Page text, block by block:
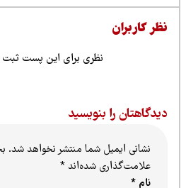
کاربران
نظری برای این پست ثبت
را بنویسید
نشانی ایمیل شما منتشر نخواهد شد.
علامت‌گذاری شده‌اند*